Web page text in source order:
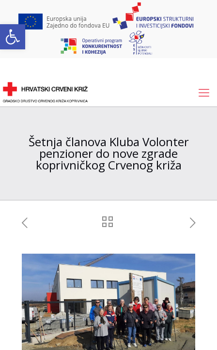
Open toolbar
Šetnja članova Kluba Volonter
penzioner do nove zgrade
koprivničkog Crvenog križa